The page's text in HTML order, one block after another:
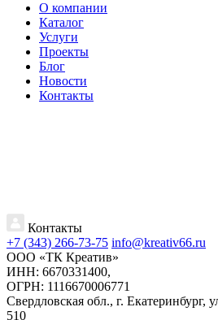
О компании
Каталог
Услуги
Проекты
Блог
Новости
Контакты
Контакты
+7 (343) 266-73-75 info@kreativ66.ru
ООО «ТК Креатив»
ИНН: 6670331400,
ОГРН: 1116670006771
Свердловская обл., г. Екатеринбург,
510